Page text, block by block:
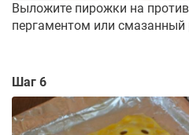
Выложите пирожки на
пергаментом или
Шаг 6